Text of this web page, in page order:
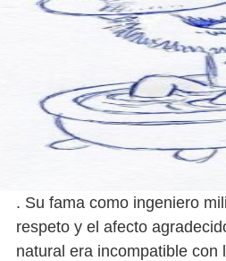
. Su fama como ingeniero
respeto y el afecto
natural era incompatible